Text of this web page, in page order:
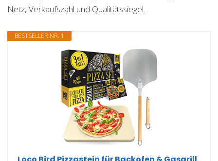
Netz, Verkaufszahl und Qualitätssiegel.
BESTSELLER NR. 1